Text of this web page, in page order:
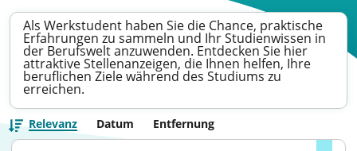
Als Werkstudent haben Sie die Chance, praktische
Erfahrungen zu sammeln und Ihr Studienwissen in
der Berufswelt anzuwenden. Entdecken Sie hier
attraktive Stellenanzeigen, die Ihnen helfen, Ihre
beruflichen Ziele während des Studiums zu
erreichen.
Relevanz Datum Entfernung